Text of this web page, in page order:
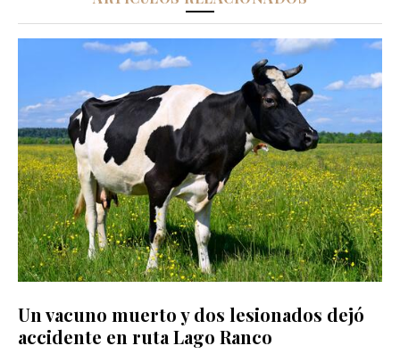
Un vacuno muerto y dos lesionados dejó
accidente en ruta Lago Ranco